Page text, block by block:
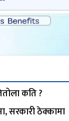
कति ?
सरकारी ठेक्कामा